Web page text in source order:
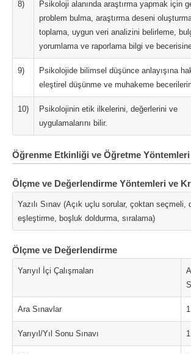
8)
Psikoloji alanında araştırma yapmak için
problem bulma, araştırma deseni
toplama, uygun veri analizini belirleme,
yorumlama ve raporlama bilgi ve
9)
Psikolojide bilimsel düşünce anlayışına
eleştirel düşünme ve muhakeme
10)
Psikolojinin etik ilkelerini, değerlerini ve
uygulamalarını bilir.
Öğrenme Etkinliği ve Öğretme Yöntemleri
Ölçme ve Değerlendirme Yöntemleri ve
Yazılı Sınav (Açık uçlu sorular, çoktan seçmeli,
eşleştirme, boşluk doldurma, sıralama)
Ölçme ve Değerlendirme
Yarıyıl İçi Çalışmaları
Ara Sınavlar 1
Yarıyıl/Yıl Sonu Sınavı 1